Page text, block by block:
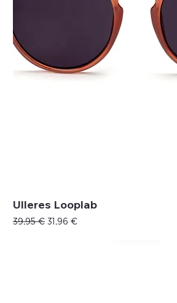
Ulleres Looplab
Precio
39,95 € Precio de oferta
31,96 €